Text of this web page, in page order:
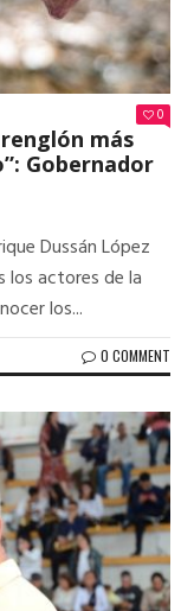
0
más
Gobernador
Dussán López
los actores de la
los...
0 COMMENT